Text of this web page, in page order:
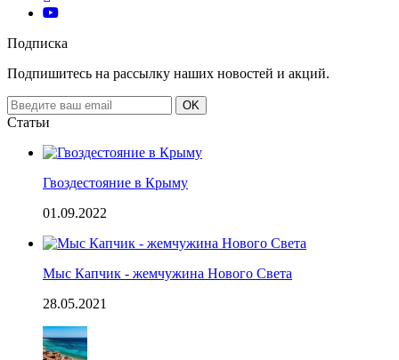
Подписка
Подпишитесь на рассылку наших новостей и акций.
Email
address
OK
Статьи
Гвоздестояние в Крыму
01.09.2022
Мыс Капчик - жемчужина Нового Света
28.05.2021